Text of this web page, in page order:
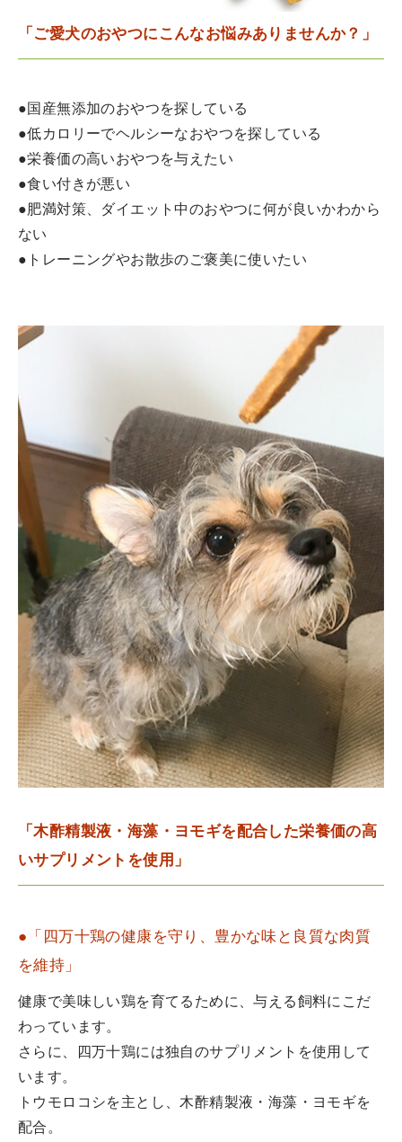
「ご愛犬のおやつにこんなお悩みありませんか？」
●国産無添加のおやつを探している
●低カロリーでヘルシーなおやつを探している
●栄養価の高いおやつを与えたい
●食い付きが悪い
●肥満対策、ダイエット中のおやつに何が良いかわから
ない
●トレーニングやお散歩のご褒美に使いたい
「木酢精製液・海藻・ヨモギを配合した栄養価の高
いサプリメントを使用」
●「四万十鶏の健康を守り、豊かな味と良質な肉質
を維持」
健康で美味しい鶏を育てるために、与える飼料にこだ
わっています。
さらに、四万十鶏には独自のサプリメントを使用して
います。
トウモロコシを主とし、木酢精製液・海藻・ヨモギを
配合。